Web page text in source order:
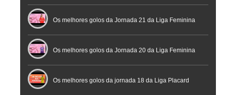
Placard
Os melhores golos da Jornada 21 da Liga Feminina
Placard
Os melhores golos da Jornada 20 da Liga Feminina
Placard
Os melhores golos da jornada 18 da Liga Placard